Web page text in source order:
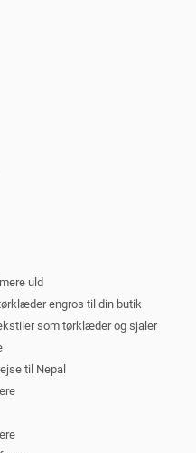
uld
engros til din butik
som tørklæder og sjaler
til Nepal